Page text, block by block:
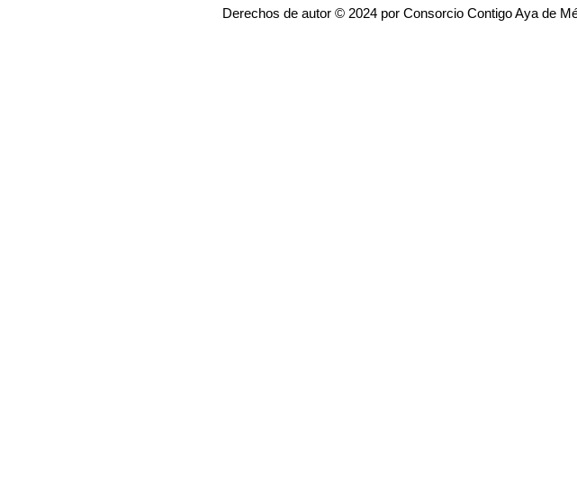
Derechos de autor © 2024 por Consorcio Contigo Aya de